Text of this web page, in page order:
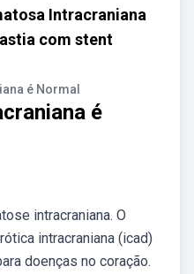
Intracraniana
com stent
é Normal
é
intracraniana. O
intracraniana (icad)
doenças no coração.